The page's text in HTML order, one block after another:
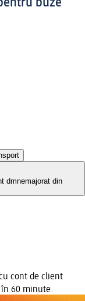
buze
dmnemajorat din
cont de client
60 minute.